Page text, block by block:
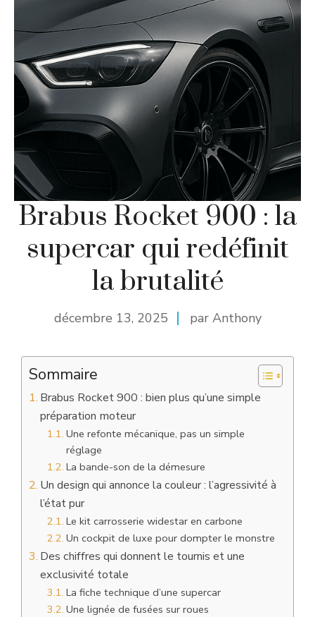
Brabus Rocket 900 : la
supercar qui redéfinit
la brutalité
décembre 13, 2025 par Anthony
Sommaire
Brabus Rocket 900 : bien plus qu’une simple
préparation moteur
Une refonte mécanique, pas un simple
réglage
La bande-son de la démesure
Un design qui annonce la couleur : l’agressivité à
l’état pur
Le kit carrosserie widestar en carbone
Un cockpit de luxe pour dompter le monstre
Des chiffres qui donnent le tournis et une
exclusivité totale
La fiche technique d’une supercar
Une lignée de fusées sur roues